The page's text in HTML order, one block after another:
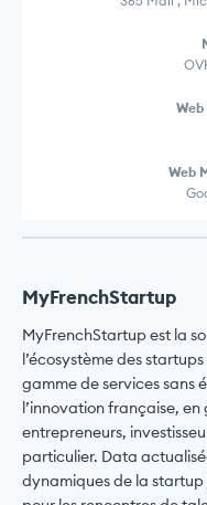
Web
MyFrenchStartup
MyFrenchStartup est la
l’écosystème des
gamme de services sans
l’innovation française,
entrepreneurs,
particulier. Data
dynamiques de la